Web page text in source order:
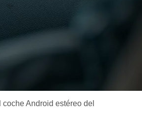
Android estéreo del